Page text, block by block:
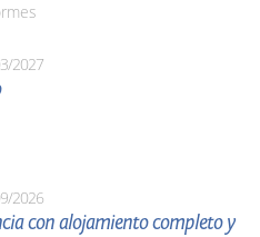
2027
2026
con alojamiento completo y